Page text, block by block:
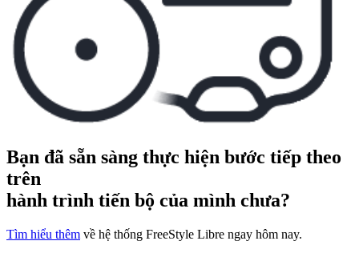
Bạn đã sẵn sàng thực hiện bước tiếp theo
trên
hành trình tiến bộ của mình chưa?
Tìm hiểu thêm về hệ thống FreeStyle Libre ngay hôm nay.